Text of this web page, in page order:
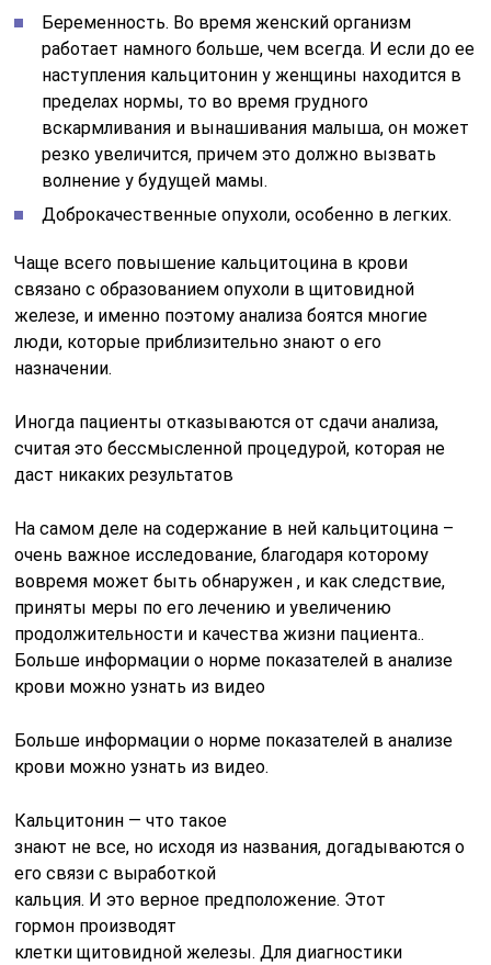
Беременность. Во время женский организм
работает намного больше, чем всегда. И если до ее
наступления кальцитонин у женщины находится в
пределах нормы, то во время грудного
вскармливания и вынашивания малыша, он может
резко увеличится, причем это должно вызвать
волнение у будущей мамы.
Доброкачественные опухоли, особенно в легких.
Чаще всего повышение кальцитоцина в крови
связано с образованием опухоли в щитовидной
железе, и именно поэтому анализа боятся многие
люди, которые приблизительно знают о его
назначении.
Иногда пациенты отказываются от сдачи анализа,
считая это бессмысленной процедурой, которая не
даст никаких результатов
На самом деле на содержание в ней кальцитоцина –
очень важное исследование, благодаря которому
вовремя может быть обнаружен , и как следствие,
приняты меры по его лечению и увеличению
продолжительности и качества жизни пациента..
Больше информации о норме показателей в анализе
крови можно узнать из видео
Больше информации о норме показателей в анализе
крови можно узнать из видео.
Кальцитонин — что такое
знают не все, но исходя из названия, догадываются о
его связи с выработкой
кальция. И это верное предположение. Этот
гормон производят
клетки щитовидной железы. Для диагностики